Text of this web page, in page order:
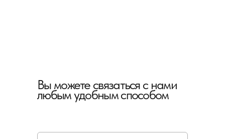
Вы можете связаться с нами
любым удобным способом